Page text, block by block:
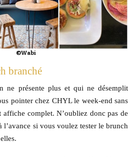
©Wabi
branché
ne présente plus et qui ne désemplit
pointer chez CHYL le week-end sans
affiche complet. N’oubliez donc pas de
l’avance si vous voulez tester le brunch